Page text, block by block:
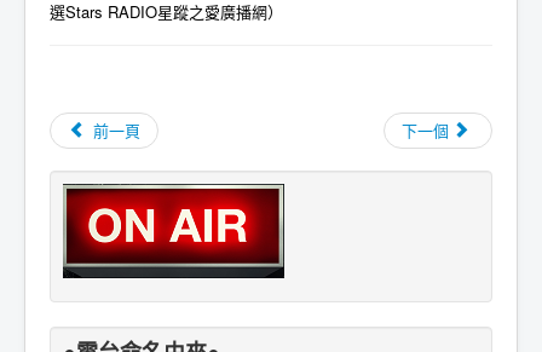
選Stars RADIO星蹤之愛廣播網）
前一頁 下一個